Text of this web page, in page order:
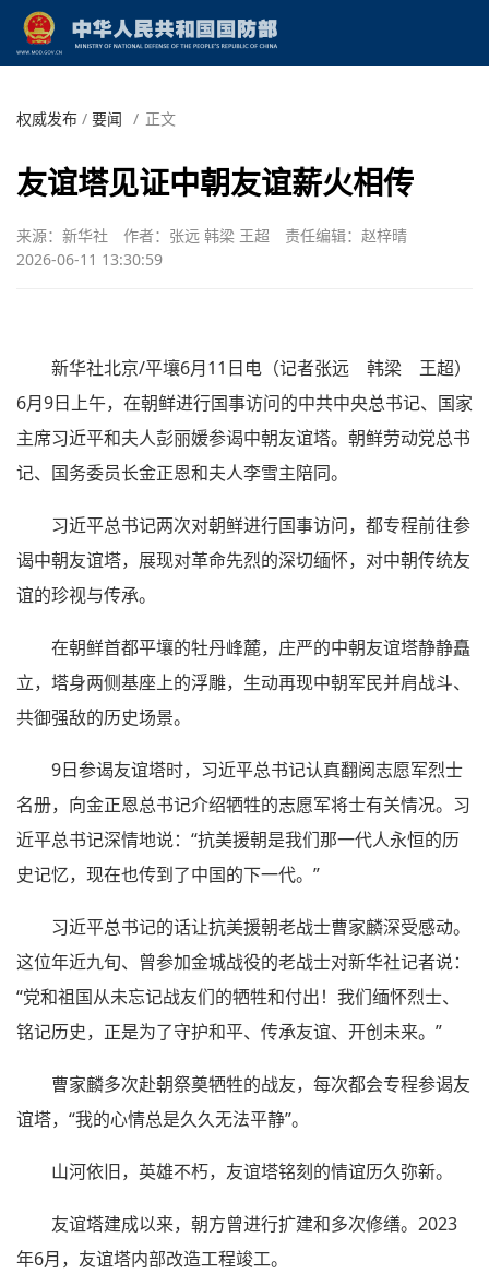
权威发布 / 要闻 / 正文
友谊塔见证中朝友谊薪火相传
来源：新华社 作者：张远 韩梁 王超
责任编辑：赵梓晴
2026-06-11 13:30:59
新华社北京/平壤6月11日电（记者张远 韩梁 王超）
6月9日上午，在朝鲜进行国事访问的中共中央总书记、国家
主席习近平和夫人彭丽媛参谒中朝友谊塔。朝鲜劳动党总书
记、国务委员长金正恩和夫人李雪主陪同。
习近平总书记两次对朝鲜进行国事访问，都专程前往参
谒中朝友谊塔，展现对革命先烈的深切缅怀，对中朝传统友
谊的珍视与传承。
在朝鲜首都平壤的牡丹峰麓，庄严的中朝友谊塔静静矗
立，塔身两侧基座上的浮雕，生动再现中朝军民并肩战斗、
共御强敌的历史场景。
9日参谒友谊塔时，习近平总书记认真翻阅志愿军烈士
名册，向金正恩总书记介绍牺牲的志愿军将士有关情况。习
近平总书记深情地说：“抗美援朝是我们那一代人永恒的历
史记忆，现在也传到了中国的下一代。”
习近平总书记的话让抗美援朝老战士曹家麟深受感动。
这位年近九旬、曾参加金城战役的老战士对新华社记者说：
“党和祖国从未忘记战友们的牺牲和付出！我们缅怀烈士、
铭记历史，正是为了守护和平、传承友谊、开创未来。”
曹家麟多次赴朝祭奠牺牲的战友，每次都会专程参谒友
谊塔，“我的心情总是久久无法平静”。
山河依旧，英雄不朽，友谊塔铭刻的情谊历久弥新。
友谊塔建成以来，朝方曾进行扩建和多次修缮。2023
年6月，友谊塔内部改造工程竣工。